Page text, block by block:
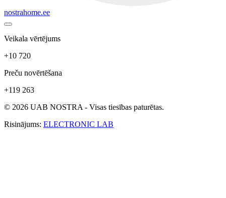
nostrahome.ee
Veikala vērtējums
+10 720
Preču novērtēšana
+119 263
© 2026 UAB NOSTRA - Visas tiesības paturētas.
Risinājums: ELECTRONIC LAB